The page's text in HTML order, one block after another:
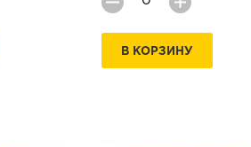
В КОРЗИНУ